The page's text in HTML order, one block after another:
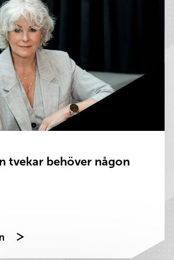
tvekar behöver någon